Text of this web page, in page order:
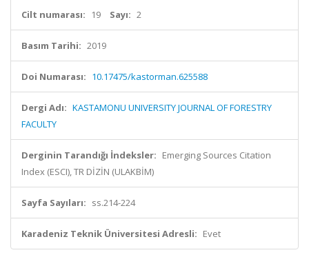
Cilt numarası: 19 Sayı: 2
Basım Tarihi: 2019
Doi Numarası: 10.17475/kastorman.625588
Dergi Adı: KASTAMONU UNIVERSITY JOURNAL OF FORESTRY
FACULTY
Derginin Tarandığı İndeksler: Emerging Sources Citation
Index (ESCI), TR DİZİN (ULAKBİM)
Sayfa Sayıları: ss.214-224
Karadeniz Teknik Üniversitesi Adresli: Evet